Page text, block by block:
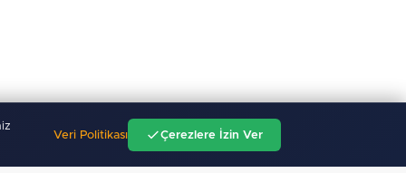
Veri Politikası Çerezlere İzin Ver